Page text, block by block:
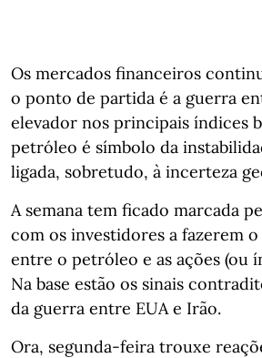
Os mercados financeiros
o ponto de partida é a guerra
elevador nos principais índices
petróleo é símbolo da
ligada, sobretudo, à incerteza
A semana tem ficado marcada
com os investidores a fazerem
entre o petróleo e as ações (ou
Na base estão os sinais
da guerra entre EUA e Irão.
Ora, segunda-feira trouxe